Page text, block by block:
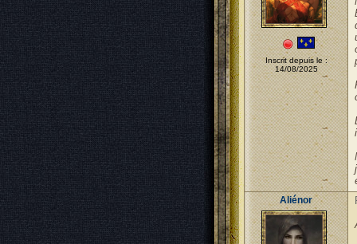
Inscrit depuis le :
14/08/2025
Aliénor